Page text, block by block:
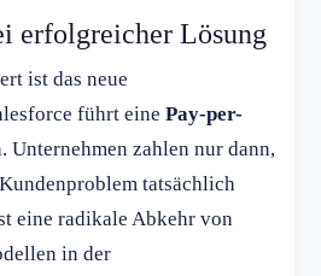
erfolgreicher Lösung
ist das neue
führt eine Pay-per-
Unternehmen zahlen nur dann,
tatsächlich
eine radikale Abkehr von
in der